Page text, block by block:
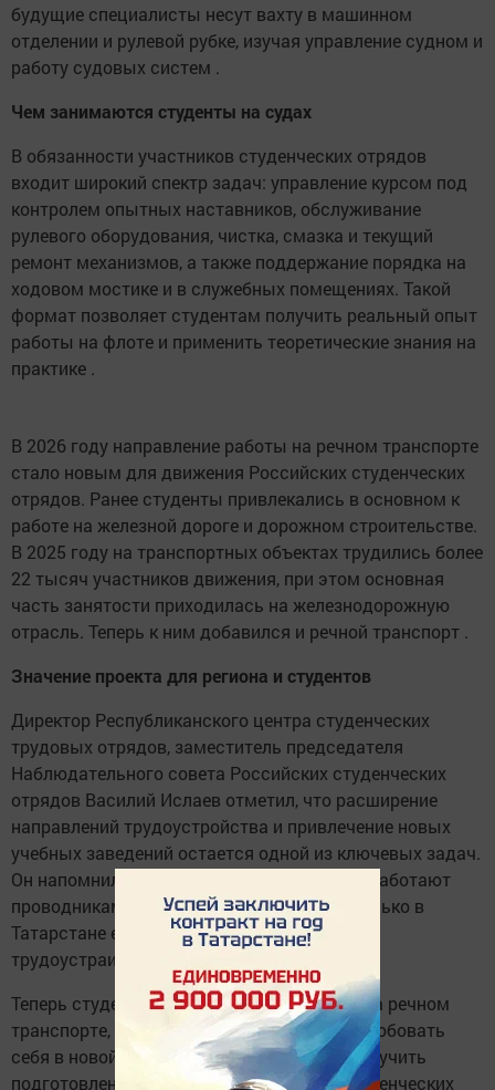
будущие специалисты несут вахту в машинном
отделении и рулевой рубке, изучая управление судном и
работу судовых систем .
Чем занимаются студенты на судах
В обязанности участников студенческих отрядов
входит широкий спектр задач: управление курсом под
контролем опытных наставников, обслуживание
рулевого оборудования, чистка, смазка и текущий
ремонт механизмов, а также поддержание порядка на
ходовом мостике и в служебных помещениях. Такой
формат позволяет студентам получить реальный опыт
работы на флоте и применить теоретические знания на
практике .
В 2026 году направление работы на речном транспорте
стало новым для движения Российских студенческих
отрядов. Ранее студенты привлекались в основном к
работе на железной дороге и дорожном строительстве.
В 2025 году на транспортных объектах трудились более
22 тысяч участников движения, при этом основная
часть занятости приходилась на железнодорожную
отрасль. Теперь к ним добавился и речной транспорт .
Значение проекта для региона и студентов
Директор Республиканского центра студенческих
трудовых отрядов, заместитель председателя
Наблюдательного совета Российских студенческих
отрядов Василий Ислаев отметил, что расширение
направлений трудоустройства и привлечение новых
учебных заведений остается одной из ключевых задач.
Он напомнил, что уже много лет студенты работают
проводниками пассажирских вагонов, и только в
Татарстане ежегодно в этом направлении
трудоустраивают более 500 человек .
Теперь студенты смогут получить опыт и на речном
транспорте, что дает им возможность попробовать
себя в новой сфере, а работодателям — получить
подготовленные кадры. Деятельность студенческих